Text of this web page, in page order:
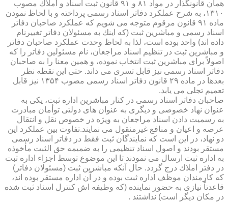
همان قانونگذار در مواد ۸۱ و ۹۱ قانون ثبت اسناد و املاك مصوب
۱۳۱۰، به شرح عملكرد دفاتر اسناد رسمی پرداخته و با لحاظ نمودن
ماده ۹۱ قانون مرقوم متوجه می شویم كه عملكرد صاحبان دفاتر
اسناد رسمی و مباشرین ثبت (كه اینك به مسئولان دفاتر تغییرنام
داده اند) واحد بوده است، لذا به لحاظ وحدت عملكرد صاحبان دفاتر
و مباشرین ثبت در تنظیم اسناد مراجعان، نام مسئولین دفاتر را كه
اصولاً برای مباشرین ثبت انتخاب نموده، و همین معنا را به صاحبان
دفاتر اسناد رسمی نیز قابل تسری می داند. حتی این نقطه نظر
بعدها در ماده ۲۹ قانون دفاتر اسناد رسمی مصوب ۱۳۵۴ نیز قابل
تعمیم تجلی می یابد.
صاحبان دفاتر اسناد رسمی در كنار مباشرین اداره ثبت، یكی به
عنوان نهاد خصوصی و دیگری به عنوان های دولتی توأمان مبادرت
به رسمیت دادن اسناد مراجعان به ویژه در خصوص نقل و انتقال
عرصه و اعیان و منافع غیرمنقول می نمایند.تفاوت بین عملكرد این
دو نهاد، در این است كه نمایندگان ثبت فقط در دفاتر اسناد رسمی
مستقر بودند و اصول اسناد تنظیمی را به ضمیمه حق الثبت مأخوذه
به اداره ثبت ارسال می نمودند تا این موضوع توسط اجزاء اداره ثبت
در دفتر املاك درج گردد. حال آنكه مباشرین ثبت (مسئولان دفاتر)
كه كارمندان موظف اداره ثبت بوده و در آن اداره مستقر بوده اند،
قاعدتاً نیازی به حضور نماینده (كه وظیفه اش كنترل اسناد ثبت شده
در مكان دیگر است) نداشتند .